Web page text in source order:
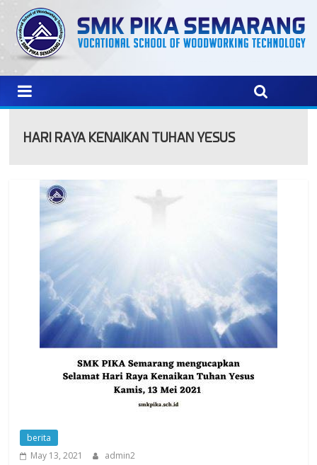
HARI RAYA KENAIKAN TUHAN YESUS
berita
May 13, 2021
admin2